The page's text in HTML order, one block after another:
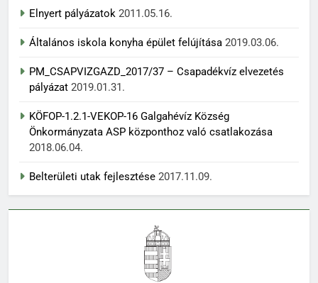
Elnyert pályázatok 2011.05.16.
Általános iskola konyha épület felújítása 2019.03.06.
PM_CSAPVIZGAZD_2017/37 – Csapadékvíz elvezetés
pályázat 2019.01.31.
KÖFOP-1.2.1-VEKOP-16 Galgahévíz Község
Önkormányzata ASP központhoz való csatlakozása
2018.06.04.
Belterületi utak fejlesztése 2017.11.09.